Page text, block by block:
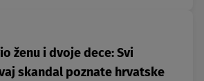
ženu i dvoje dece: Svi
skandal poznate hrvatske